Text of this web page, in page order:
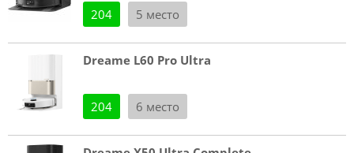
204 5 место
Dreame L60 Pro Ultra
204 6 место